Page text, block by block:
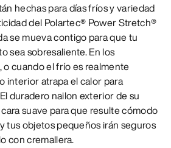
hechas para días fríos y variedad
del Polartec® Power Stretch®
se mueva contigo para que tu
sea sobresaliente. En los
cuando el frío es realmente
interior atrapa el calor para
duradero nailon exterior de su
suave para que resulte cómodo
tus objetos pequeños irán seguros
con cremallera.